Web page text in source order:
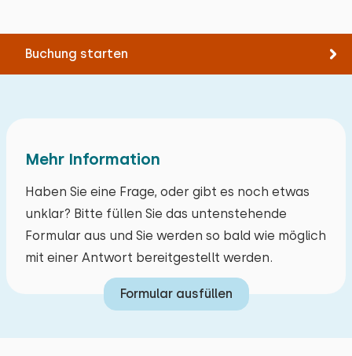
Buchung starten
Mehr Information
Haben Sie eine Frage, oder gibt es noch etwas
unklar? Bitte füllen Sie das untenstehende
Formular aus und Sie werden so bald wie möglich
mit einer Antwort bereitgestellt werden.
Formular ausfüllen